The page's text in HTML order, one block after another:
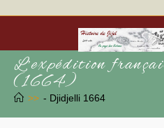
to
L’expédition
(1664)
>> - Djidjelli 1664